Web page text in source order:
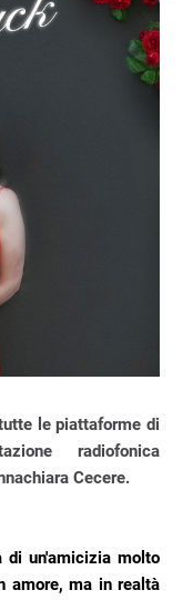
le piattaforme di
radiofonica
Cecere.
di un'amicizia molto
amore, ma in realtà